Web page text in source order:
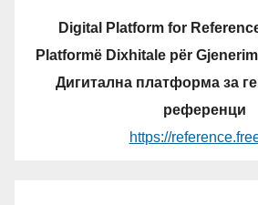
Digital Platform for
Platformë Dixhitale për
Дигитална платформа за
референци
https://